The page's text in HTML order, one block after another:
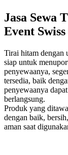
Jasa Sewa
Event
Tirai hitam dengan
siap untuk
penyewaanya,
tersedia, baik
penyewaanya
berlangsung.
Produk yang
dengan baik,
aman saat